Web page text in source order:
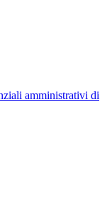
amministrativi di